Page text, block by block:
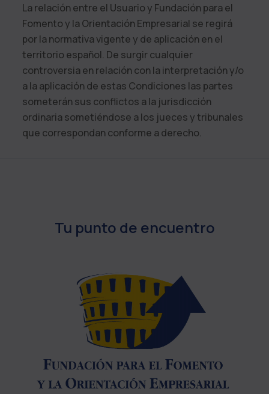
La relación entre el Usuario y Fundación para el
Fomento y la Orientación Empresarial se regirá
por la normativa vigente y de aplicación en el
territorio español. De surgir cualquier
controversia en relación con la interpretación y/o
a la aplicación de estas Condiciones las partes
someterán sus conflictos a la jurisdicción
ordinaria sometiéndose a los jueces y tribunales
que correspondan conforme a derecho.
Tu punto de encuentro